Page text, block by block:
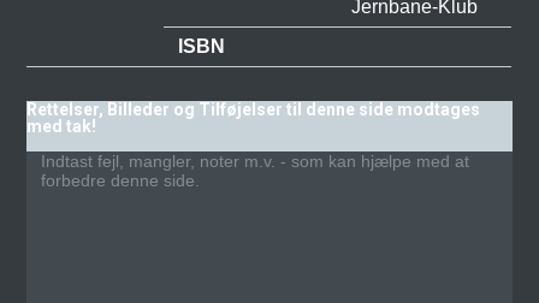
Jernbane-Klub
ISBN
Rettelser, Billeder og Tilføjelser til denne side modtages
med tak!